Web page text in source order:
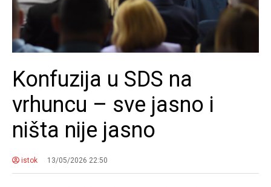
Konfuzija u SDS na
vrhuncu – sve jasno i
ništa nije jasno
istok 13/05/2026 22:50